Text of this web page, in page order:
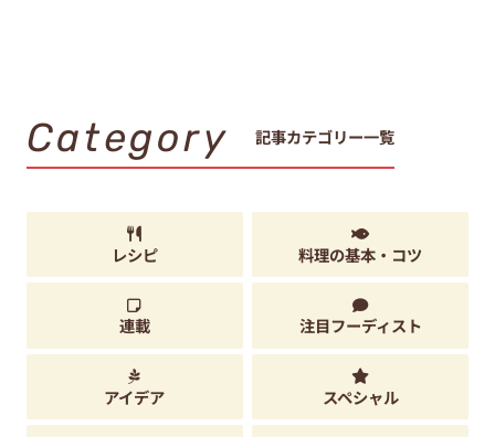
Category 記事カテゴリー一覧
レシピ 料理の基本・コツ
連載 注目フーディスト
アイデア スペシャル